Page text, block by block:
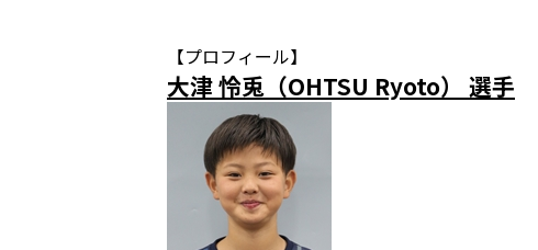
【プロフィール】
大津 怜兎（OHTSU Ryoto） 選手